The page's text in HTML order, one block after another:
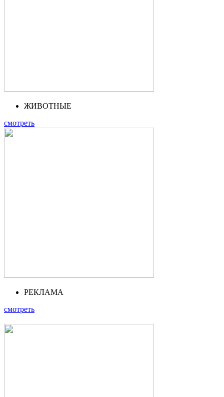
ЖИВОТНЫЕ
смотреть
РЕКЛАМА
смотреть